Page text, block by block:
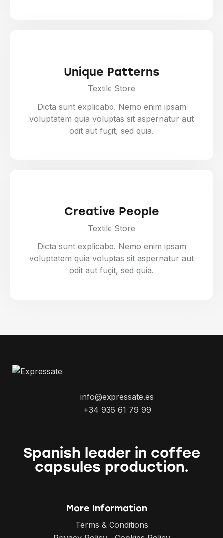
Unique Patterns
Textile Store
Dicta sunt explicabo. Nemo enim ipsam
voluptatem quia voluptas sit aspernatur aut
odit aut fugit, sed quia.
Creative People
Textile Store
Dicta sunt explicabo. Nemo enim ipsam
voluptatem quia voluptas sit aspernatur aut
odit aut fugit, sed quia.
info@expressate.es
+34 936 61 79 99
Spanish leader in coffee
capsules production.
More Information
Terms & Conditions